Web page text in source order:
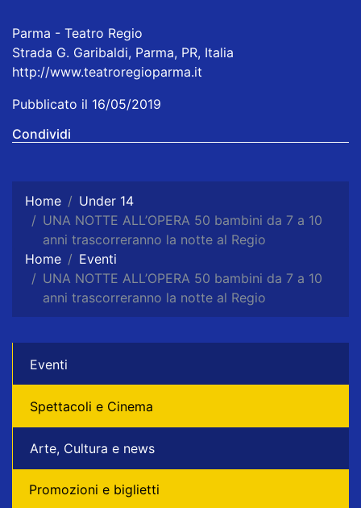
Parma - Teatro Regio
Strada G. Garibaldi, Parma, PR, Italia
http://www.teatroregioparma.it
Pubblicato il 16/05/2019
Condividi
Home
Under 14
UNA NOTTE ALL’OPERA 50 bambini da 7 a 10
anni trascorreranno la notte al Regio
Home
Eventi
UNA NOTTE ALL’OPERA 50 bambini da 7 a 10
anni trascorreranno la notte al Regio
Eventi
Spettacoli e Cinema
Arte, Cultura e news
Promozioni e biglietti